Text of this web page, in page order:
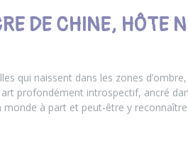
DE CHINE, HÔTE
qui naissent dans les zones
art profondément introspectif, ancré
monde à part et peut-être y